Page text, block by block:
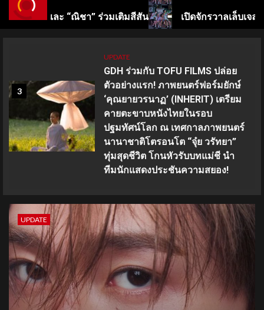
ติมสีสัน เปิดจักรวาลเล็บเจลซีซันใหม่! GELBOYS 2 เ
4
UPDATE
“FOURTH” ชวนแฟนๆ มาร่วมเก็บ
โมเมนต์สุดพิเศษ! ที่จะทำให้ทุกคน
ต้องร้อง “OH MY FOURTH
CONCERT” งานคอนเสิร์ตเดี่ยวครั้ง
ยิ่งใหญ่สุดมหัศจรรย์ 3 วัน 16-17-
18 ตุลาคมนี้ ปักหมุดกดบัตร 16
สิงหาคมนี้!!
UPDATE